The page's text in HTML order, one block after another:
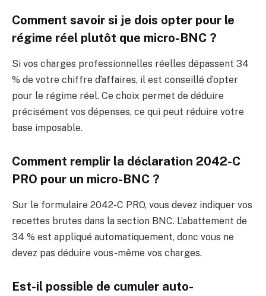
Comment savoir si je dois opter pour le
régime réel plutôt que micro-BNC ?
Si vos charges professionnelles réelles dépassent 34
% de votre chiffre d’affaires, il est conseillé d’opter
pour le régime réel. Ce choix permet de déduire
précisément vos dépenses, ce qui peut réduire votre
base imposable.
Comment remplir la déclaration 2042-C
PRO pour un micro-BNC ?
Sur le formulaire 2042-C PRO, vous devez indiquer vos
recettes brutes dans la section BNC. L’abattement de
34 % est appliqué automatiquement, donc vous ne
devez pas déduire vous-même vos charges.
Est-il possible de cumuler auto-